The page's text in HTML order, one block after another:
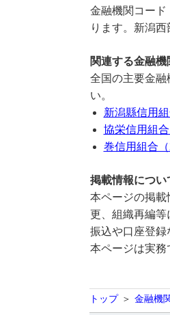
金融機関コー
ります。新潟
関連する金融
全国の主要金融
い。
新潟縣信用組
協栄信用組合
巻信用組合（
掲載情報につい
本ページの掲
更、組織再編等
振込や口座登録
本ページは実務
トップ 金融機